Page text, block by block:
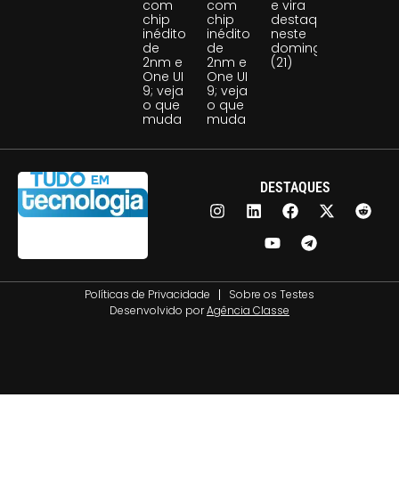
com
chip
inédito
de
2nm e
One UI
9; veja
o que
muda
com
chip
inédito
de
2nm e
One UI
9; veja
o que
muda
e vira
destaque
neste
domingo
(21)
DESTAQUES
Políticas de Privacidade
Sobre os Testes
Desenvolvido porAgência Classe